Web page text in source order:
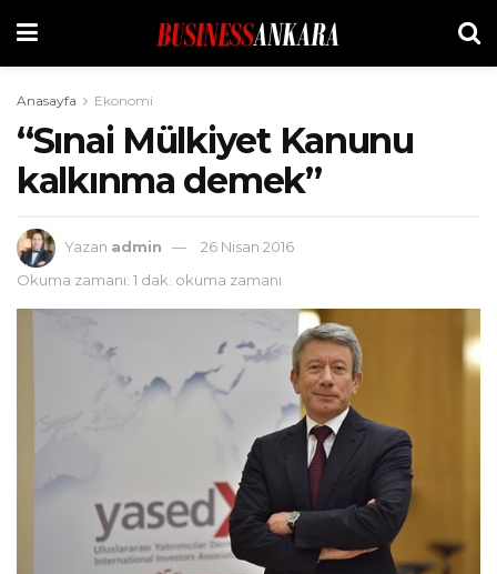
Anasayfa Ekonomi
“Sınai Mülkiyet Kanunu
kalkınma demek”
Yazan admin
26 Nisan 2016
Okuma zamanı: 1 dak. okuma zamanı